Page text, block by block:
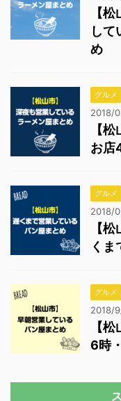
【
して
め
グルメ
2018/
【
お店
グルメ
2018/
【
くま
グルメ
2018/
【
6時